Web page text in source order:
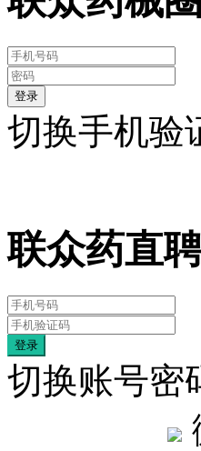
登录
切换手机验
联众药直
登录
切换账号密